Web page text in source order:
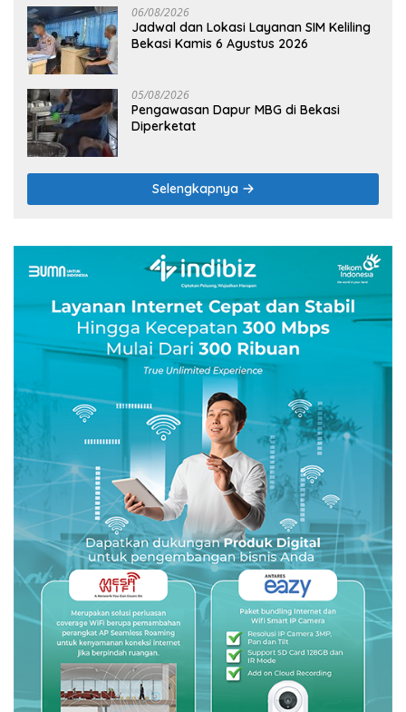
06/08/2026
Jadwal dan Lokasi Layanan SIM Keliling
Bekasi Kamis 6 Agustus 2026
05/08/2026
Pengawasan Dapur MBG di Bekasi
Diperketat
Selengkapnya